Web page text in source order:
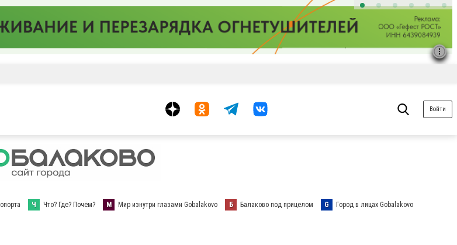
Войти
Ч Что? Где? Почём? М Мир изнутри глазами Gobalakovo Б Балаково под прицелом G Город в лицах Gobalakovo